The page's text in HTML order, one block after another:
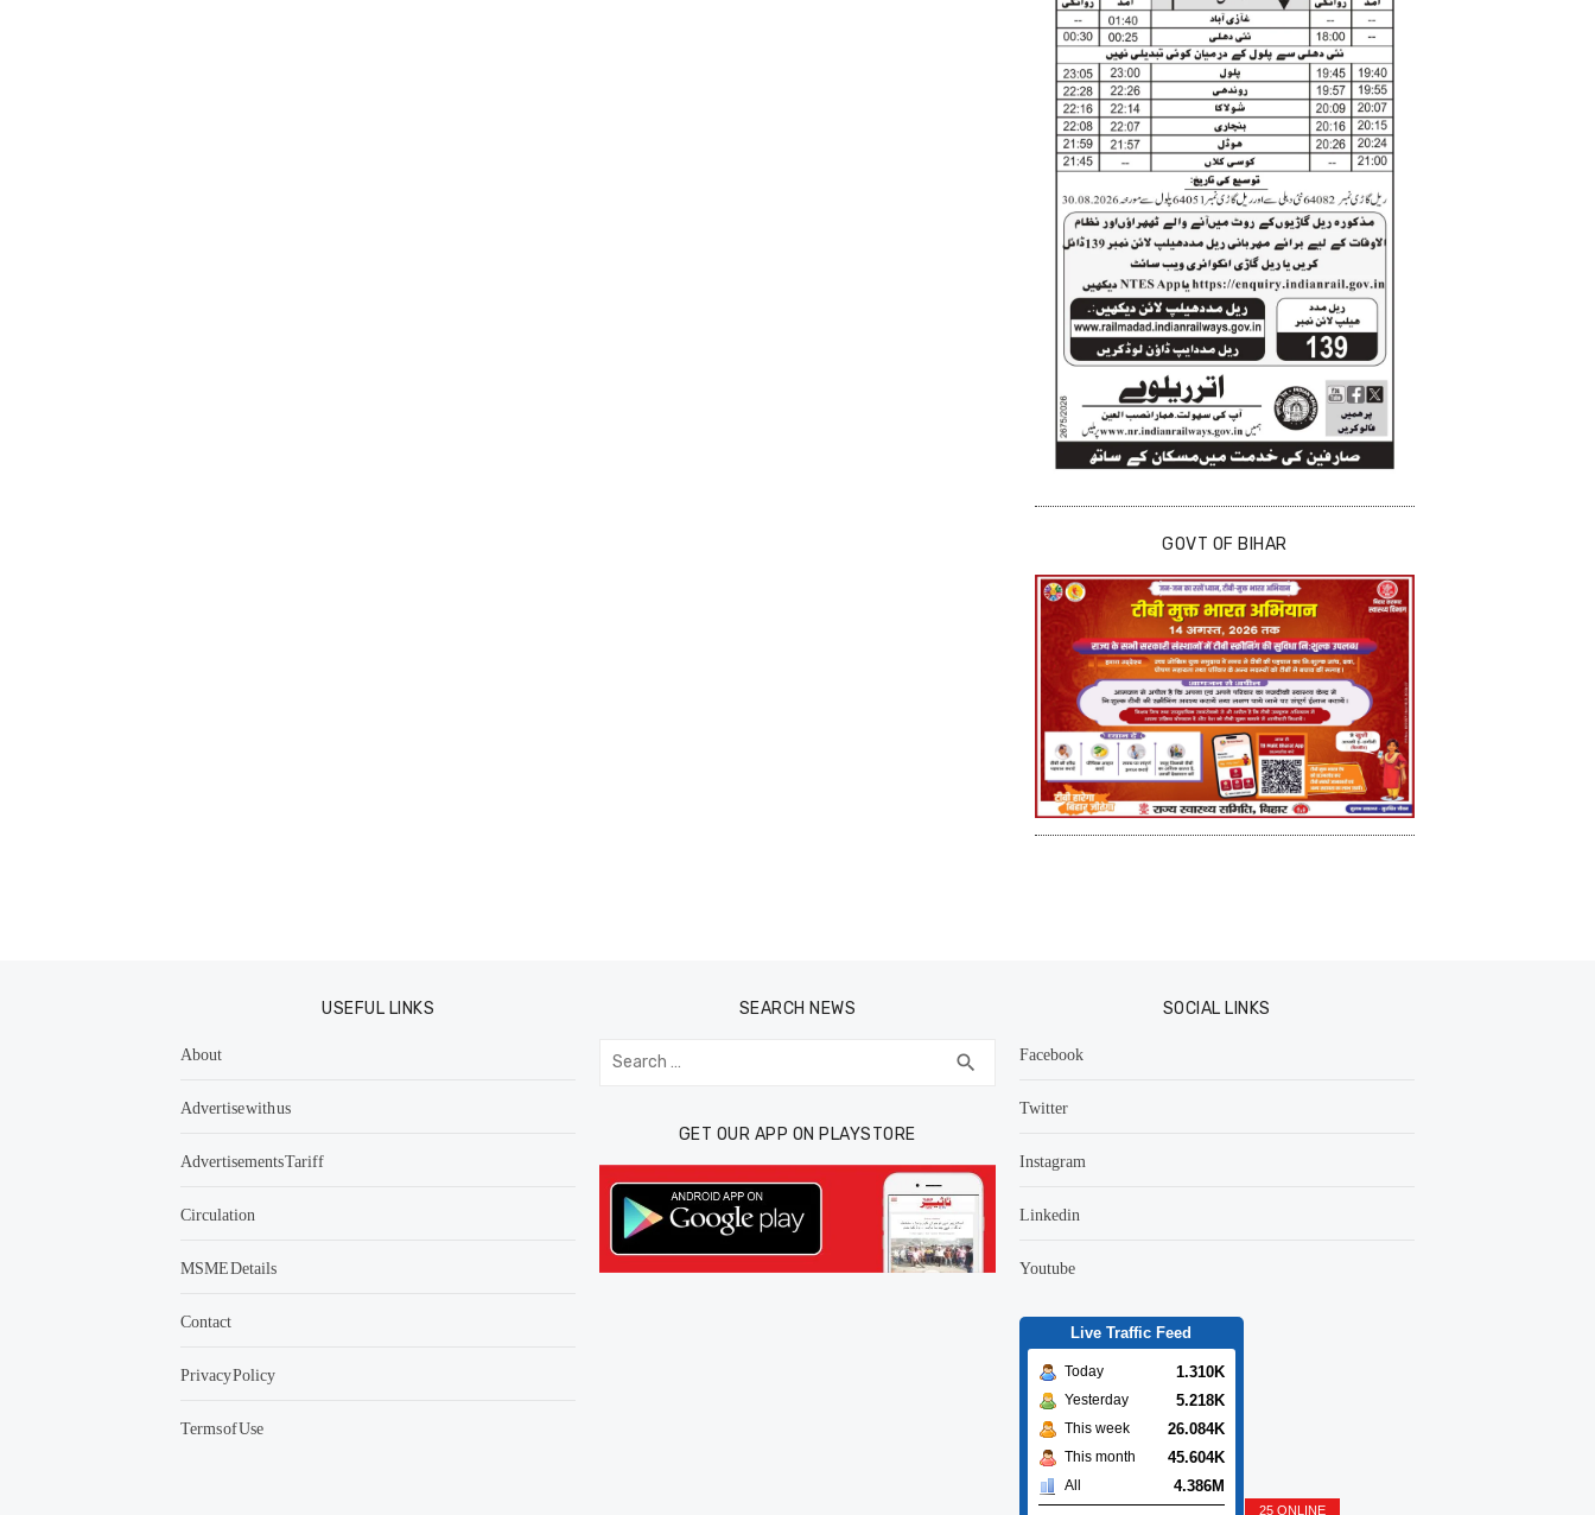
GOVT OF BIHAR
USEFUL LINKS
About
Advertise with us
Advertisements Tariff
Circulation
MSME Details
Contact
Privacy Policy
Terms of Use
SEARCH NEWS
Search
for: search SEARCH
GET OUR APP ON PLAYSTORE
SOCIAL LINKS
Facebook
Twitter
Instagram
Linkedin
Youtube
Live Traffic Feed
Today 1.310K
Yesterday 5.218K
This week 26.084K
This month 45.604K
All 4.386M
25 ONLINE